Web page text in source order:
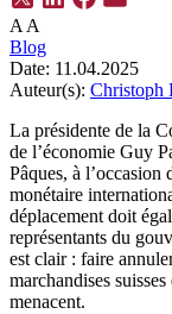
A A
Blog
Date: 11.04.2025
Auteur(s): Christoph
La présidente de la
de l’économie Guy
Pâques, à
monétaire
déplacement doit
représentants du
est clair : faire
marchandises
menacent.